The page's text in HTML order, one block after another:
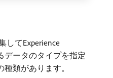
してExperience
データのタイプを指定
類があります。